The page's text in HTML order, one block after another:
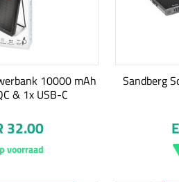
10000 mAh
& 1x USB-C
32.00
voorraad
Sandberg